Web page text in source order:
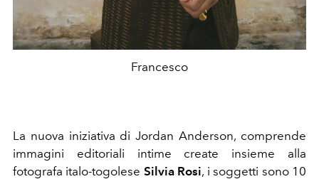
Francesco
La nuova iniziativa di Jordan Anderson, comprende
immagini editoriali intime create insieme alla
fotografa italo-togolese Silvia Rosi, i soggetti sono 10